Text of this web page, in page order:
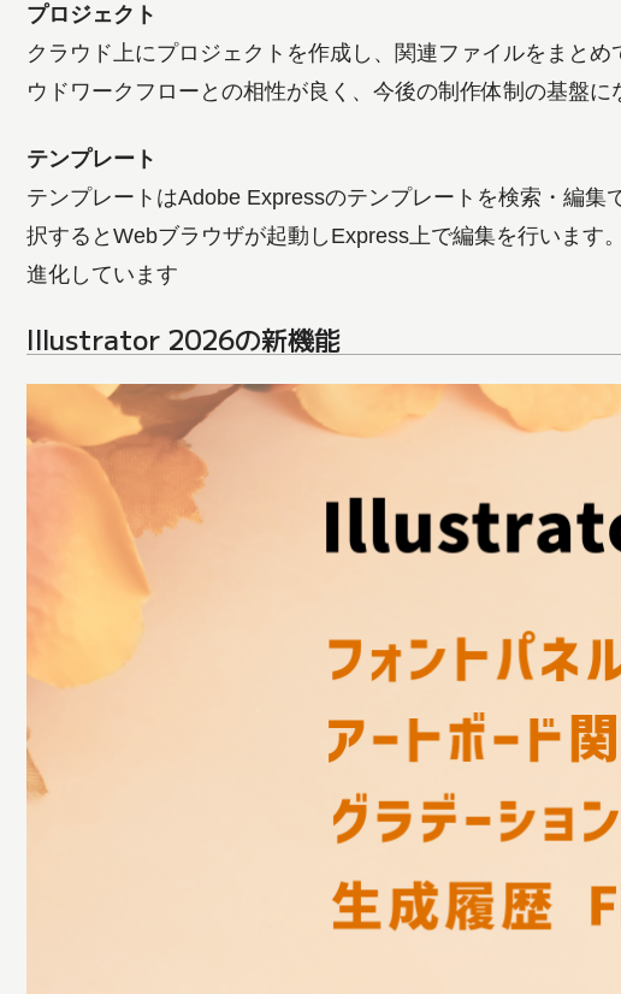
プロジェクト
クラウド上にプロジェクトを作成し、関連ファイルをまと
ウドワークフローとの相性が良く、今後の制作体制の基盤に
テンプレート
テンプレートはAdobe Expressのテンプレートを検索・編
択するとWebブラウザが起動しExpress上で編集を行いま
進化しています
Illustrator 2026の新機能